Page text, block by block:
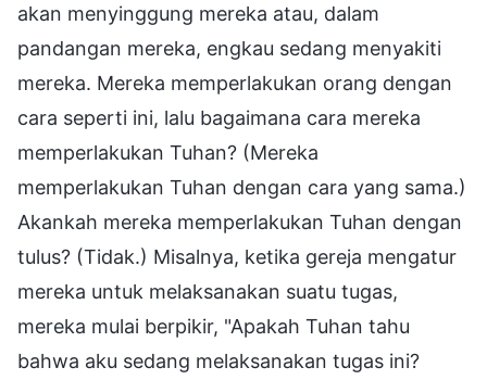
akan menyinggung mereka atau, dalam
pandangan mereka, engkau sedang menyakiti
mereka. Mereka memperlakukan orang dengan
cara seperti ini, lalu bagaimana cara mereka
memperlakukan Tuhan? (Mereka
memperlakukan Tuhan dengan cara yang sama.)
Akankah mereka memperlakukan Tuhan dengan
tulus? (Tidak.) Misalnya, ketika gereja mengatur
mereka untuk melaksanakan suatu tugas,
mereka mulai berpikir, "Apakah Tuhan tahu
bahwa aku sedang melaksanakan tugas ini?